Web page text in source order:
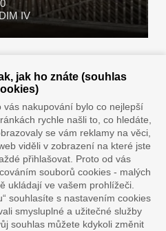
IV
dopravcem
jak ho znáte (souhlas
nakupování bylo co nejlepší
rychle našli to, co hledáte,
se vám reklamy na věci,
viděli v zobrazení na které jste
přihlašovat. Proto od vás
souborů cookies - malých
ukládají ve vašem prohlížeči.
souhlasíte s nastavením cookies
smysluplné a užitečné služby
souhlas můžete kdykoli změnit